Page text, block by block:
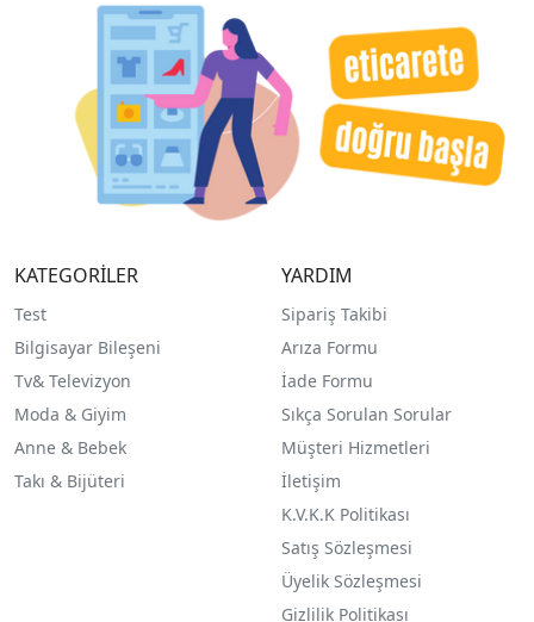
KATEGORİLER
Test
Bilgisayar Bileşeni
Tv& Televizyon
Moda & Giyim
Anne & Bebek
Takı & Bijüteri
YARDIM
Sipariş Takibi
Arıza Formu
İade Formu
Sıkça Sorulan Sorular
Müşteri Hizmetleri
İletişim
K.V.K.K Politikası
Satış Sözleşmesi
Üyelik Sözleşmesi
Gizlilik Politikası